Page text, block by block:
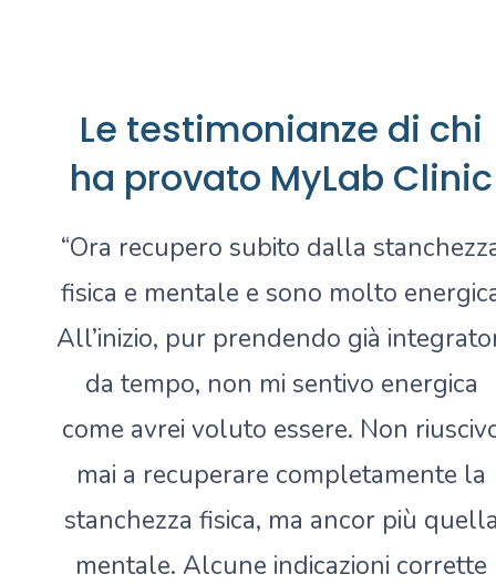
Le testimonianze di chi
ha provato MyLab Clinic
“Ora recupero subito dalla
fisica e mentale e sono molto
All’inizio, pur prendendo già
da tempo, non mi sentivo energica
come avrei voluto essere. Non
mai a recuperare completamente la
stanchezza fisica, ma ancor più
mentale. Alcune indicazioni corrette